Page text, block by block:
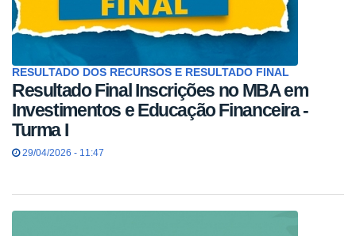
RESULTADO DOS RECURSOS E RESULTADO FINAL
Resultado Final Inscrições no MBA em
Investimentos e Educação Financeira -
Turma I
29/04/2026 - 11:47